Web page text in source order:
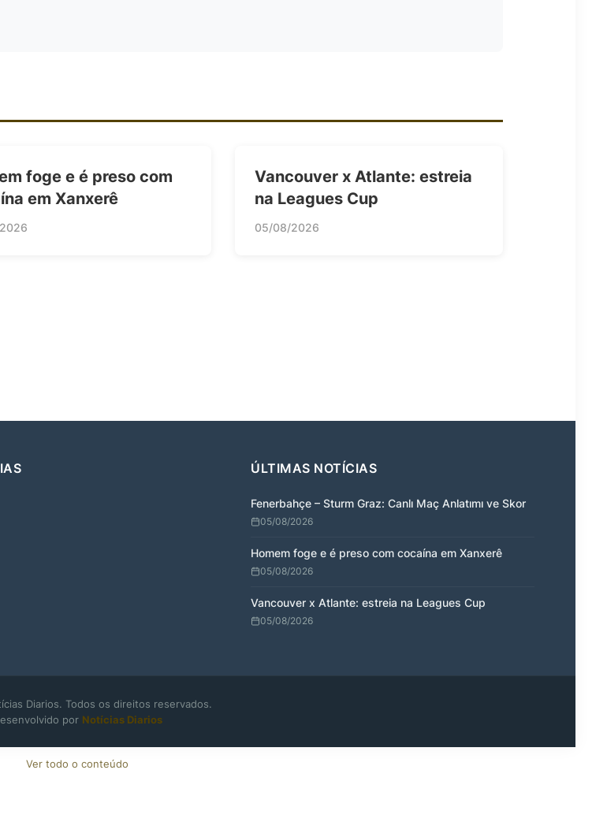
foge e é preso com
em Xanxerê
Vancouver x Atlante: estreia
na Leagues Cup
05/08/2026
ÚLTIMAS NOTÍCIAS
Fenerbahçe – Sturm Graz: Canlı Maç Anlatımı ve Skor
05/08/2026
Homem foge e é preso com cocaína em Xanxerê
05/08/2026
Vancouver x Atlante: estreia na Leagues Cup
05/08/2026
Diarios. Todos os direitos reservados.
por Notícias Diarios
Ver todo o conteúdo